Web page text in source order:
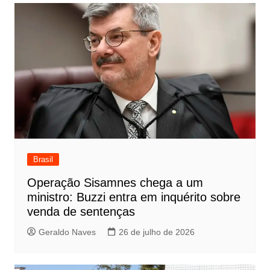
Post
Brasil
Operação Sisamnes chega a um
ministro: Buzzi entra em inquérito sobre
venda de sentenças
Geraldo Naves 26 de julho de 2026